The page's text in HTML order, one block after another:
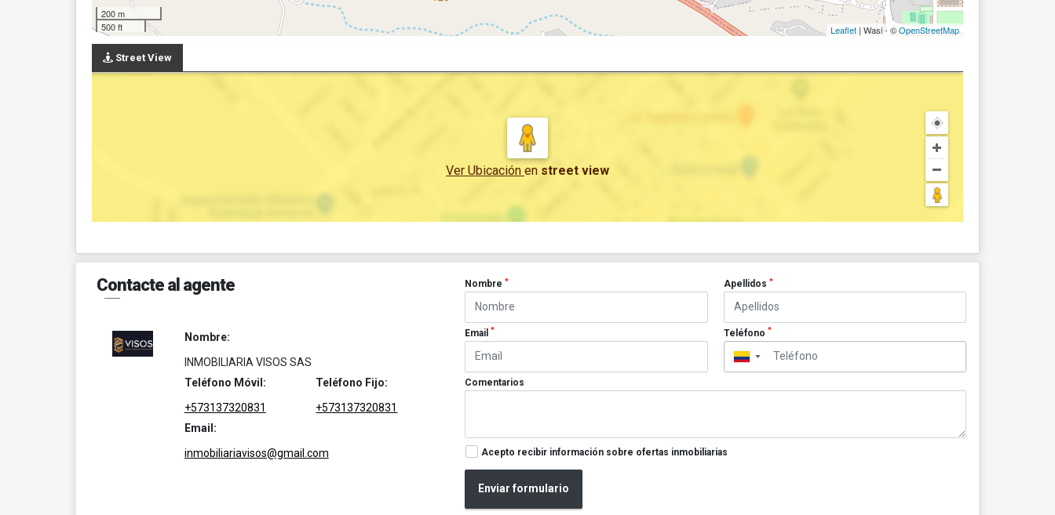
200 m
500 ft
Leaflet | Wasi - ©OpenStreetMap
Street View
Ver Ubicación en street view
Contacte al agente
Nombre:
INMOBILIARIA VISOS SAS
Teléfono Móvil:
+573137320831
Teléfono Fijo:
+573137320831
Email:
inmobiliariavisos@gmail.com
Nombre* Apellidos *
Email* Teléfono *
▼
Comentarios
Acepto recibir información sobre ofertas inmobiliarias
Enviar formulario